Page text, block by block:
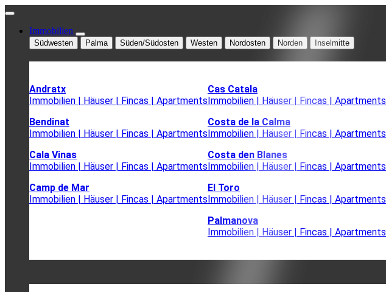
Immobilien
Südwesten Palma Süden/Südosten Westen Nordosten Norden Inselmitte
Andratx
Immobilien | Häuser | Fincas | Apartments
Bendinat
Immobilien | Häuser | Fincas | Apartments
Cala Vinas
Immobilien | Häuser | Fincas | Apartments
Camp de Mar
Immobilien | Häuser | Fincas | Apartments
Cas Catala
Immobilien | Häuser | Fincas | Apartments
Costa de la Calma
Immobilien | Häuser | Fincas | Apartments
Costa den Blanes
Immobilien | Häuser | Fincas | Apartments
El Toro
Immobilien | Häuser | Fincas | Apartments
Palmanova
Immobilien | Häuser | Fincas | Apartments